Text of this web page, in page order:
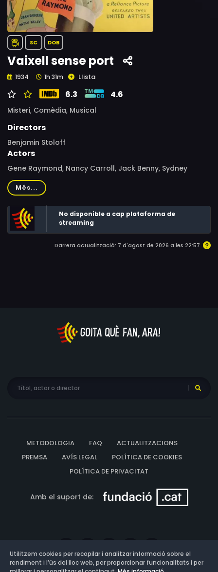
SC DOB
Vaixell sense port
1934 1h 31m Llista
6.3 4.6
Misteri, Comèdia, Musical
Directors
Benjamin Stoloff
Actors
Gene Raymond, Nancy Carroll, Jack Benny, Sydney
Howard, Mitzi Green, Sid Silvers, Frank Parker, Sidney
Blackmer, Ralph Morgan, Shirley Grey, Patsy Kelly, Sam
Hardy, William 'Stage' Boyd, Robert Elliott, Carlyle Moore
Jr., John 'Skins' Miller, Lita Chevret, Bess Flowers
Més...
No disponible a cap plataforma de
streaming
Darrera actualització: 7 d'agost de 2026 a les 22:57
METODOLOGIA FAQ
ACTUALITZACIONS
PREMSA
AVÍS LEGAL
POLÍTICA DE COOKIES
POLÍTICA DE PRIVACITAT
Amb el suport de:
Utilitzem cookies per recopilar i analitzar informació sobre el
rendiment i l’ús del lloc web, per proporcionar funcionalitats i per